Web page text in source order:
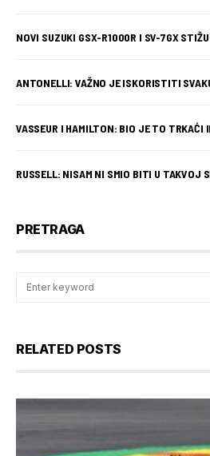
NOVI SUZUKI GSX-R1000R I SV-7GX STIŽU
ANTONELLI: VAŽNO JE ISKORISTITI
VASSEUR I HAMILTON: BIO JE TO TRKAĆI
RUSSELL: NISAM NI SMIO BITI U TAKVOJ
PRETRAGA
RELATED POSTS